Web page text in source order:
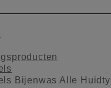
Bijenwas Alle